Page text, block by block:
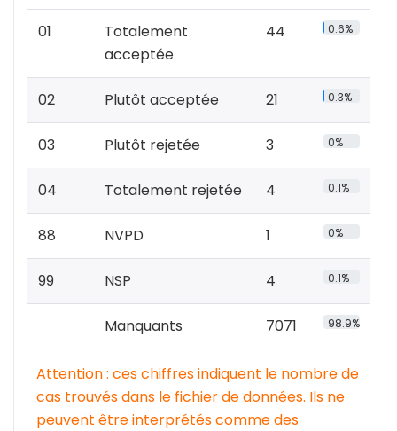
01
Totalement
acceptée
44 0.6%
02 Plutôt acceptée 21 0.3%
03 Plutôt rejetée 3 0%
04 Totalement rejetée 4 0.1%
88 NVPD 1 0%
99 NSP 4 0.1%
Manquants 7071 98.9%
Attention : ces chiffres indiquent le nombre de
cas trouvés dans le fichier de données. Ils ne
peuvent être interprétés comme des